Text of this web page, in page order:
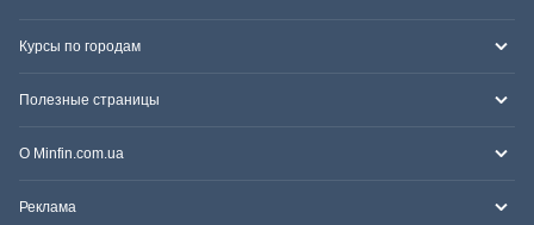
Курсы по городам
Полезные страницы
О Minfin.com.ua
Реклама